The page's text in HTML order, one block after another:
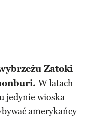
Zatoki
W latach
jedynie wioska
amerykańcy